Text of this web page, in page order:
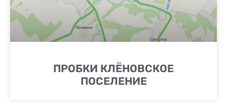
ПРОБКИ КЛЁНОВСКОЕ
ПОСЕЛЕНИЕ